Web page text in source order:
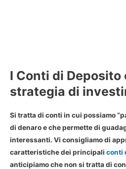
I Conti di Deposito
strategia di
Si tratta di conti in cui possiamo
di denaro e che permette di
interessanti. Vi consigliamo di
caratteristiche dei principali conti
anticipiamo che non si tratta di